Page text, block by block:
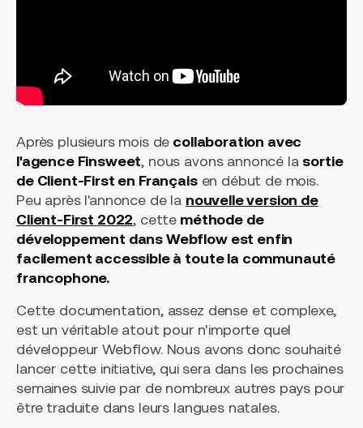
Après plusieurs mois de collaboration avec
l'agence Finsweet, nous avons annoncé la sortie
de Client-First en Françaisen début de mois.
Peu après l'annonce de la nouvelle version de
Client-First 2022, cette méthode de
développement dans Webflow est enfin
facilement accessible à toute la communauté
francophone.
Cette documentation, assez dense et complexe,
est un véritable atout pour n'importe quel
développeur Webflow. Nous avons donc souhaité
lancer cette initiative, qui sera dans les prochaines
semaines suivie par de nombreux autres pays pour
être traduite dans leurs langues natales.